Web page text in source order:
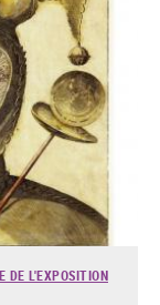
DE L'EXPOSITION